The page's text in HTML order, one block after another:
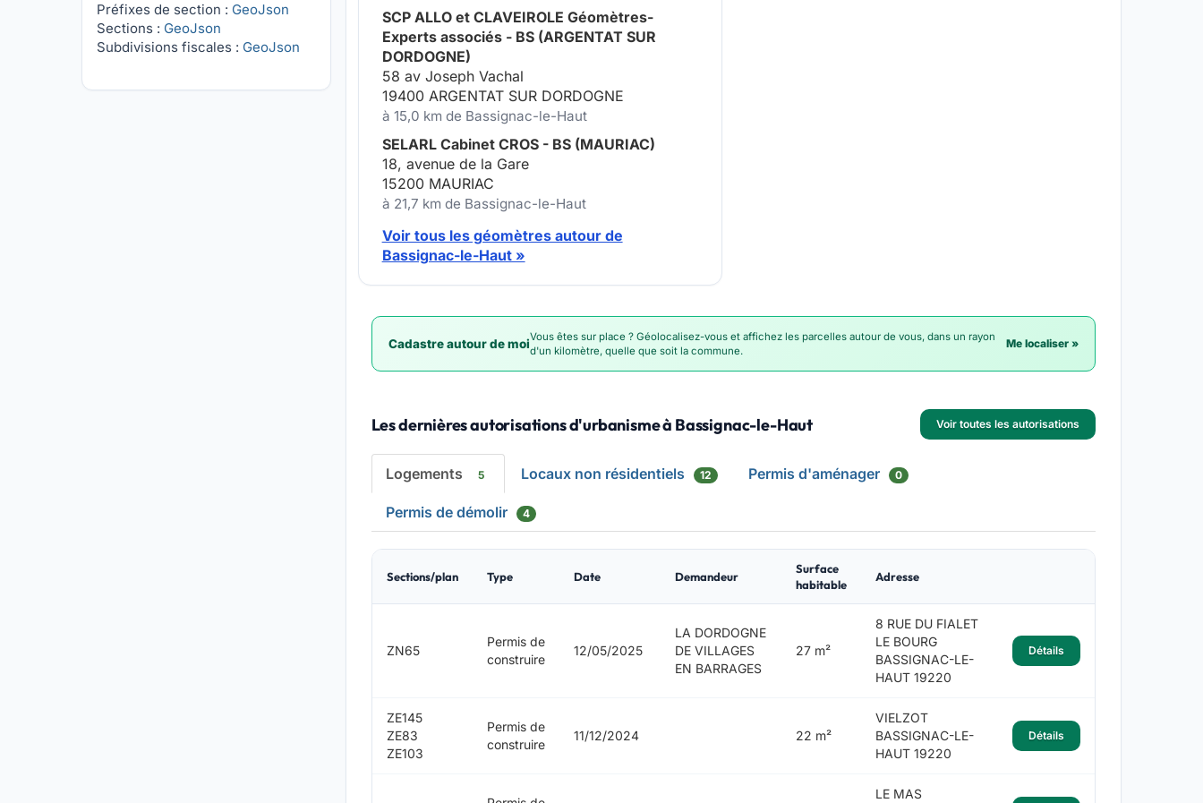
Préfixes de section : GeoJson
Sections : GeoJson
Subdivisions fiscales : GeoJson
SCP ALLO et CLAVEIROLE Géomètres-
Experts associés - BS (ARGENTAT SUR
DORDOGNE)
58 av Joseph Vachal
19400 ARGENTAT SUR DORDOGNE
à 15,0 km de Bassignac-le-Haut
SELARL Cabinet CROS - BS (MAURIAC)
18, avenue de la Gare
15200 MAURIAC
à 21,7 km de Bassignac-le-Haut
Voir tous les géomètres autour de
Bassignac-le-Haut »
Cadastre autour de moiVous êtes sur place ? Géolocalisez-vous et affichez les parcelles autour de vous, dans un rayon
d'un kilomètre, quelle que soit la commune.
Me localiser »
Les dernières autorisations d'urbanisme à Bassignac-le-Haut Voir toutes les autorisations
Logements 5 Locaux non résidentiels 12 Permis d'aménager 0
Permis de démolir 4
Sections/plan Type Date Demandeur
Surface
habitable
Adresse
ZN65
Permis de
construire
12/05/2025
LA DORDOGNE
DE VILLAGES
EN BARRAGES
27 m²
8 RUE DU FIALET
LE BOURG
BASSIGNAC-LE-
HAUT 19220
Détails
ZE145
ZE83
ZE103
Permis de
construire
11/12/2024 22 m²
VIELZOT
BASSIGNAC-LE-
HAUT 19220
Détails
LE MAS